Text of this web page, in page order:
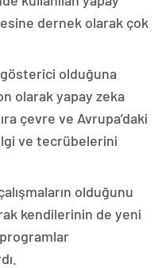
dernek olarak çok
olduğuna
olarak yapay zeka
çevre ve Avrupa’daki
ve tecrübelerini
olduğunu
kendilerinin de yeni